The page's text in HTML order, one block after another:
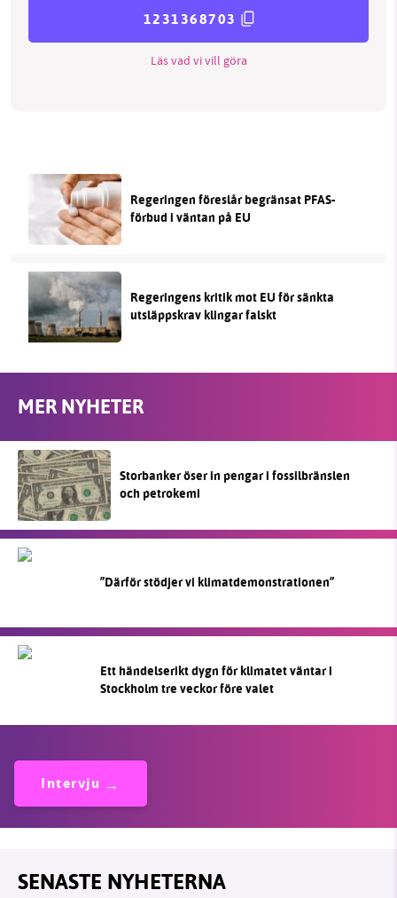
1231368703
Läs vad vi vill göra
Regeringen föreslår begränsat PFAS-
förbud i väntan på EU
Regeringens kritik mot EU för sänkta
utsläppskrav klingar falskt
MER NYHETER
Storbanker öser in pengar i fossilbränslen
och petrokemi
”Därför stödjer vi klimatdemonstrationen”
Ett händelserikt dygn för klimatet väntar i
Stockholm tre veckor före valet
Intervju
SENASTE NYHETERNA